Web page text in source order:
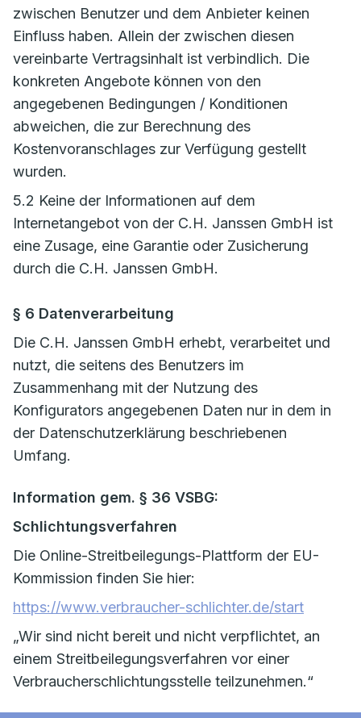
zwischen Benutzer und dem Anbieter keinen
Einfluss haben. Allein der zwischen diesen
vereinbarte Vertragsinhalt ist verbindlich. Die
konkreten Angebote können von den
angegebenen Bedingungen / Konditionen
abweichen, die zur Berechnung des
Kostenvoranschlages zur Verfügung gestellt
wurden.
5.2 Keine der Informationen auf dem
Internetangebot von der C.H. Janssen GmbH ist
eine Zusage, eine Garantie oder Zusicherung
durch die C.H. Janssen GmbH.
§ 6 Datenverarbeitung
Die C.H. Janssen GmbH erhebt, verarbeitet und
nutzt, die seitens des Benutzers im
Zusammenhang mit der Nutzung des
Konfigurators angegebenen Daten nur in dem in
der Datenschutzerklärung beschriebenen
Umfang.
Information gem. § 36 VSBG:
Schlichtungsverfahren
Die Online-Streitbeilegungs-Plattform der EU-
Kommission finden Sie hier:
https://www.verbraucher-schlichter.de/start
„Wir sind nicht bereit und nicht verpflichtet, an
einem Streitbeilegungsverfahren vor einer
Verbraucherschlichtungsstelle teilzunehmen.“